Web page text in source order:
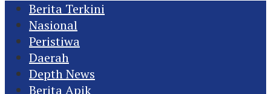
Berita Terkini
Nasional
Peristiwa
Daerah
Depth News
Berita Apik